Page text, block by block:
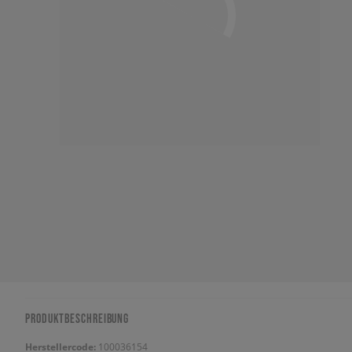
PRODUKTBESCHREIBUNG
Herstellercode: 100036154